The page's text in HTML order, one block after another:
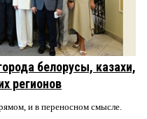
белорусы, казахи,
регионов
и в переносном смысле.